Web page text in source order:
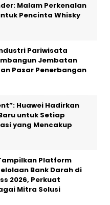
Malam Perkenalan
Pencinta Whisky
Pariwisata
Jembatan
Pasar Penerbangan
Huawei Hadirkan
untuk Setiap
yang Mencakup
Platform
Bank Darah di
2026, Perkuat
Mitra Solusi